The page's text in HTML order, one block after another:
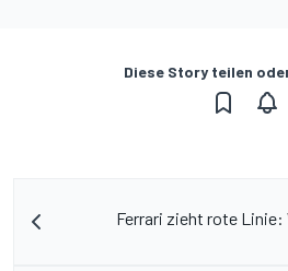
Diese Story teilen
Ferrari zieht rote Linie: